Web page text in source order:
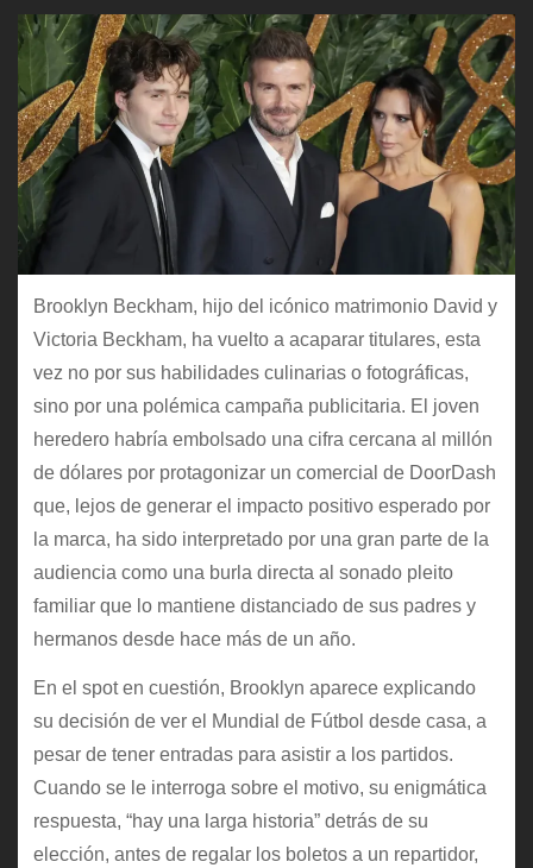
Brooklyn Beckham, hijo del icónico matrimonio David y
Victoria Beckham, ha vuelto a acaparar titulares, esta
vez no por sus habilidades culinarias o fotográficas,
sino por una polémica campaña publicitaria. El joven
heredero habría embolsado una cifra cercana al millón
de dólares por protagonizar un comercial de DoorDash
que, lejos de generar el impacto positivo esperado por
la marca, ha sido interpretado por una gran parte de la
audiencia como una burla directa al sonado pleito
familiar que lo mantiene distanciado de sus padres y
hermanos desde hace más de un año.
En el spot en cuestión, Brooklyn aparece explicando
su decisión de ver el Mundial de Fútbol desde casa, a
pesar de tener entradas para asistir a los partidos.
Cuando se le interroga sobre el motivo, su enigmática
respuesta, “hay una larga historia” detrás de su
elección, antes de regalar los boletos a un repartidor,